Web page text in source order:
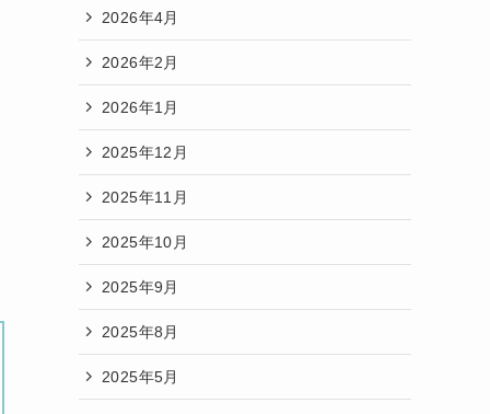
2026年4月
2026年2月
2026年1月
2025年12月
2025年11月
2025年10月
2025年9月
2025年8月
2025年5月